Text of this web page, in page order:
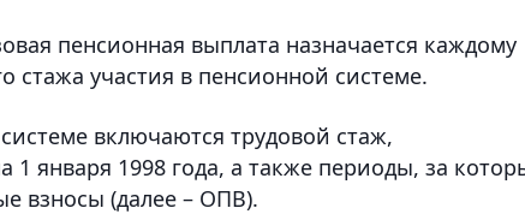
пенсионная выплата назначается каждому
стажа участия в пенсионной системе.
включаются трудовой стаж,
января 1998 года, а также периоды, за
взносы (далее – ОПВ).